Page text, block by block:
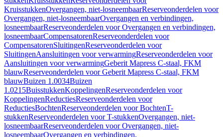
KruisstukkenOvergangen, niet-losneembaarReserveonderdelen voor
Overgangen, niet-losneembaarOvergangen en verbindingen,
losneembaarReserveonderdelen voor Overgangen en verbindingen,
losneembaarCompensatorenReserveonderdelen voor
CompensatorenSluitingenReserveonderdelen voor
SluitingenAansluitingen voor verwarmingReserveonderdelen voor
Aansluitingen voor verwarmingGeberit Mapress C-staal, FKM
blauwReserveonderdelen voor Geberit Mapress C-staal, FKM
blauwBuizen 1.0034Buizen
1.0215BuisstukkenKoppelingenReserveonderdelen voor
KoppelingenReductiesReserveonderdelen voor
ReductiesBochtenReserveonderdelen voor BochtenT-
stukkenReserveonderdelen voor T-stukkenOvergangen, niet-
losneembaarReserveonderdelen voor Overgangen, niet-
losneembaarOvergangen en verbindingen,